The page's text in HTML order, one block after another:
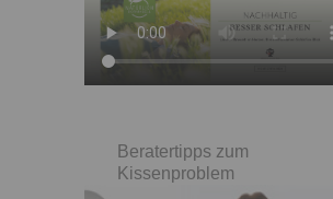
Beratertipps zum
Kissenproblem